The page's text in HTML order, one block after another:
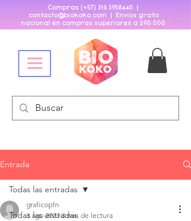
Compras (+57) 316 3958440
contacto@biokoko. com | Envios gratis
nacional en compras superiores a $90 000
Entrada
Todas las entradas
Todas las entradas
graficopfn
3 ago 2023 3 min de lectura